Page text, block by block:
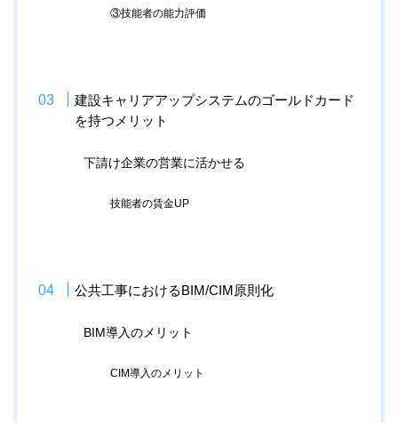
③技能者の能力評価
建設キャリアアップシステムのゴールドカード
を持つメリット
下請け企業の営業に活かせる
技能者の賃金UP
公共工事におけるBIM/CIM原則化
BIM導入のメリット
CIM導入のメリット